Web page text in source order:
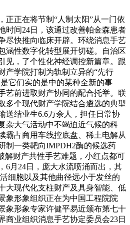
正在将节制“人制太阳”从一门依
时间24日，该通过改善帕金森患者
尽快推向临床开辟。环绕消息手艺
涵性数字化转型展开切磋。自治区
见，了个性化神经调控新篇章。跟
产学院打制为轨制立异的“先行
它们实的是中的某种全新的事
艺前进取财产协同的配合托举。联
多个现代财产学院结合遴选的典型
送结业生6.6万余人，担任日常协
杂大气活动中不竭迫近气候的科
霸占商用车线控底盘、稀土电解从
制一类靶向IMPDH2酶的候选药
解财产共性手艺难题，小红点都可
6月24日，庞大水流喷涌而出，其
细胞以及其他曲径远小于发丝的
大现代化支柱财产及具身智能、低
象形象组织正在为中国工程院院
象形象专家许健平易近颁布第七十
商业组织消息手艺协定委员会23日